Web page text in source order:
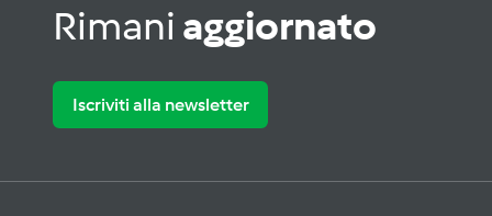
Rimani aggiornato
Iscriviti alla newsletter